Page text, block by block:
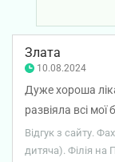
Злата
10.08.2024
Дуже хороша
развіяла всі
здоров'я.
Відгук з сайту.
дитяча). Філія на